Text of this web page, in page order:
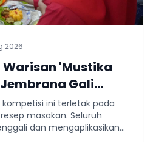
2026
'Mustika
Gali
Karno Lewat
Kuliner
ini terletak pada
masakan. Seluruh
dan mengaplikasikan